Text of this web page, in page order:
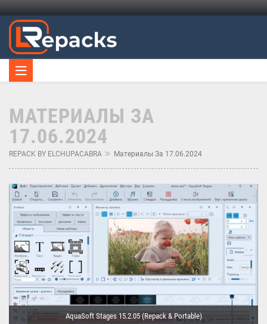
МАТЕРИАЛЫ ЗА
17.06.2024
REPACK BY ELCHUPACABRA Материалы За 17.06.2024
AquaSoft Stages 15.2.05 (Repack & Portable)